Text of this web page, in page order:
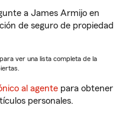
a James Armijo en
de seguro de propiedad
ver una lista completa de la
al agente para obtener
personales.